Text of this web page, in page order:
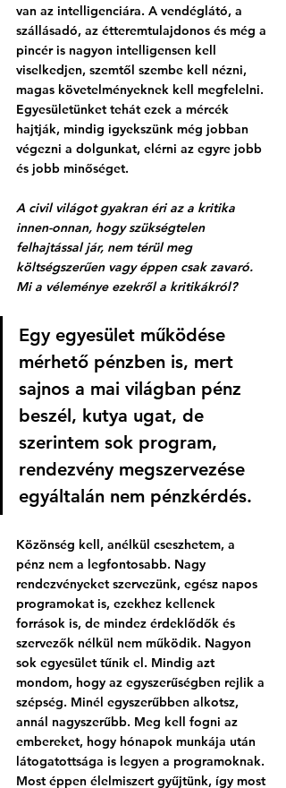
van az intelligenciára. A vendéglátó, a
szállásadó, az étteremtulajdonos és még a
pincér is nagyon intelligensen kell
viselkedjen, szemtől szembe kell nézni,
magas követelményeknek kell megfelelni.
Egyesületünket tehát ezek a mércék
hajtják, mindig igyekszünk még jobban
végezni a dolgunkat, elérni az egyre jobb
és jobb minőséget.
A civil világot gyakran éri az a kritika
innen-onnan, hogy szükségtelen
felhajtással jár, nem térül meg
költségszerűen vagy éppen csak zavaró.
Mi a véleménye ezekről a kritikákról?
Egy egyesület működése
mérhető pénzben is, mert
sajnos a mai világban pénz
beszél, kutya ugat, de
szerintem sok program,
rendezvény megszervezése
egyáltalán nem pénzkérdés.
Közönség kell, anélkül cseszhetem, a
pénz nem a legfontosabb. Nagy
rendezvényeket szervezünk, egész napos
programokat is, ezekhez kellenek
források is, de mindez érdeklődők és
szervezők nélkül nem működik. Nagyon
sok egyesület tűnik el. Mindig azt
mondom, hogy az egyszerűségben rejlik a
szépség. Minél egyszerűbben alkotsz,
annál nagyszerűbb. Meg kell fogni az
embereket, hogy hónapok munkája után
látogatottsága is legyen a programoknak.
Most éppen élelmiszert gyűjtünk, így most